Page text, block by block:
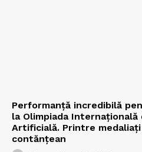
Performanță incredibilă
la Olimpiada
Artificială. Printre
contănțean